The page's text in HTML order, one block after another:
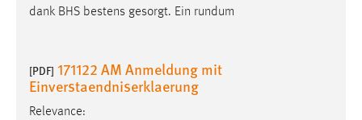
dank BHS bestens gesorgt. Ein rundum
[PDF] 171122 AM Anmeldung mit
Einverstaendniserklaerung
Relevance: